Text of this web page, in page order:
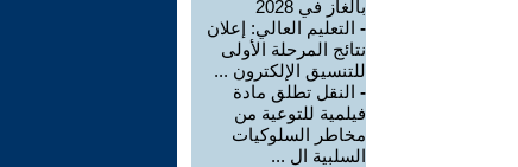
بالغاز في 2028
- التعليم العالي: إعلان
نتائج المرحلة الأولى
للتنسيق الإلكترون ...
- النقل تطلق مادة
فيلمية للتوعية من
مخاطر السلوكيات
السلبية ال ...